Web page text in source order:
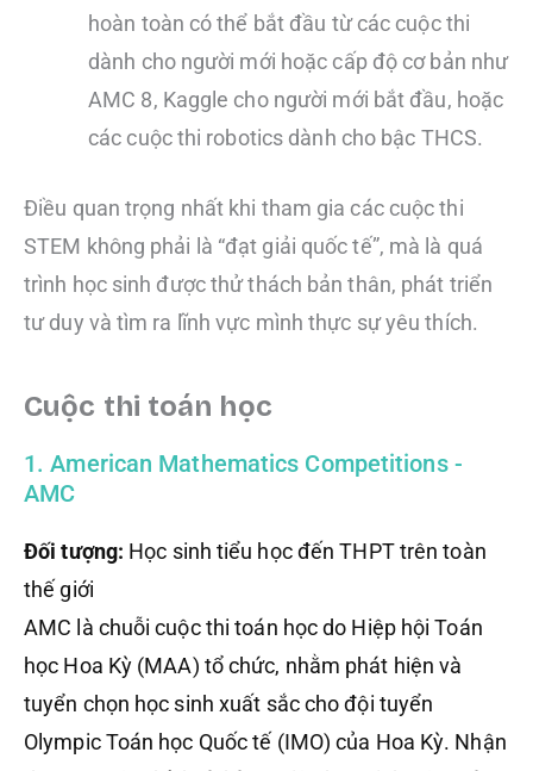
hoàn toàn có thể bắt đầu từ các cuộc thi
dành cho người mới hoặc cấp độ cơ bản như
AMC 8, Kaggle cho người mới bắt đầu, hoặc
các cuộc thi robotics dành cho bậc THCS.
Điều quan trọng nhất khi tham gia các cuộc thi
STEM không phải là “đạt giải quốc tế”, mà là quá
trình học sinh được thử thách bản thân, phát triển
tư duy và tìm ra lĩnh vực mình thực sự yêu thích.
Cuộc thi toán học
1. American Mathematics Competitions -
AMC
Đối tượng: Học sinh tiểu học đến THPT trên toàn
thế giới
AMC là chuỗi cuộc thi toán học do Hiệp hội Toán
học Hoa Kỳ (MAA) tổ chức, nhằm phát hiện và
tuyển chọn học sinh xuất sắc cho đội tuyển
Olympic Toán học Quốc tế (IMO) của Hoa Kỳ. Nhận